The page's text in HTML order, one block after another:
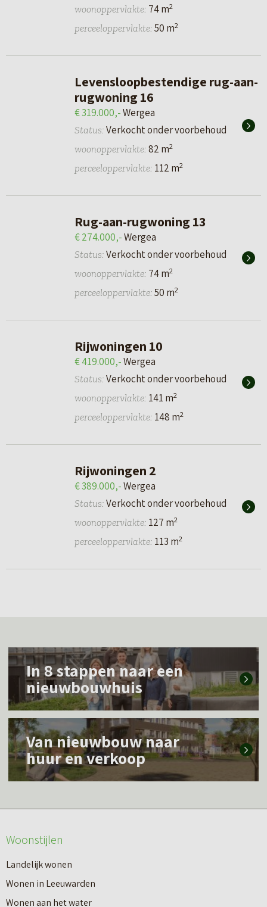
woonoppervlakte: 74 m2
perceeloppervlakte: 50 m2
Levensloopbestendige rug-aan-
rugwoning 16
€ 319.000,-Wergea
Status: Verkocht onder voorbehoud
woonoppervlakte: 82 m2
perceeloppervlakte: 112 m2
Rug-aan-rugwoning 13
€ 274.000,-Wergea
Status: Verkocht onder voorbehoud
woonoppervlakte: 74 m2
perceeloppervlakte: 50 m2
Rijwoningen 10
€ 419.000,-Wergea
Status: Verkocht onder voorbehoud
woonoppervlakte: 141 m2
perceeloppervlakte: 148 m2
Rijwoningen 2
€ 389.000,-Wergea
Status: Verkocht onder voorbehoud
woonoppervlakte: 127 m2
perceeloppervlakte: 113 m2
L
s
m
e
o
e
r
I
n
In 8 stappen naar een
nieuwbouwhuis
L
e
s
e
o
v
Van nieuwbouw naar
huur en verkoop
Woonstijlen
Landelijk wonen
Wonen in Leeuwarden
Wonen aan het water